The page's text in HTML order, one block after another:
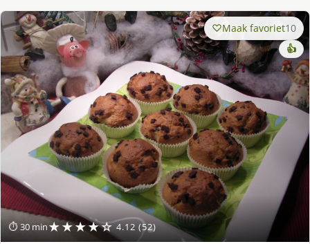
⏱ 30 min★★★★☆ 4.12 (52)
Maak favoriet10
👍